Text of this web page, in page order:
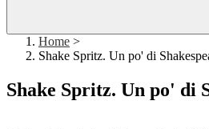
Home >
Shake Spritz. Un po' di
Shake Spritz. Un po' di